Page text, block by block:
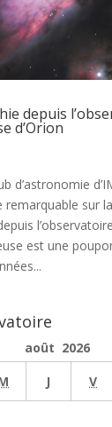
depuis
d’Orion
d’astronomie
remarquable sur
est une
août 2026
J V